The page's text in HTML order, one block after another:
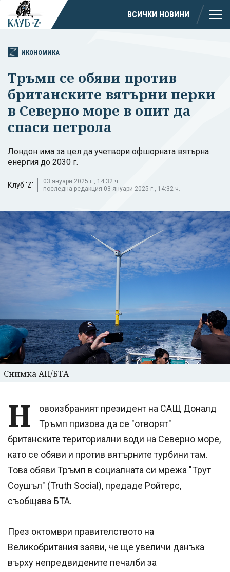
ВСИЧКИ НОВИНИ
ИКОНОМИКА
Тръмп се обяви против
британските вятърни перки
в Северно море в опит да
спаси петрола
Лондон има за цел да учетвори офшорната вятърна
енергия до 2030 г.
Клуб 'Z'
03 януари 2025 г., 14:32 ч.
последна редакция 03 януари 2025 г., 14:32 ч.
Снимка АП/БТА
Н
овоизбраният президент на САЩ Доналд
Тръмп призова да се "отворят"
британските териториални води на Северно море,
като се обяви и против вятърните турбини там.
Това обяви Тръмп в социалната си мрежа "Трут
Соушъл" (Truth Social), предаде Ройтерс,
съобщава БТА.
През октомври правителството на
Великобритания заяви, че ще увеличи данъка
върху непредвидените печалби за